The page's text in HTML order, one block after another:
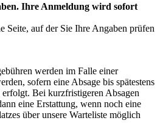
Ihre Anmeldung wird sofort
Seite, auf der Sie Ihre Angaben prüfen
werden im Falle einer
sofern eine Absage bis spätestens
Bei kurzfristigeren Absagen
eine Erstattung, wenn noch eine
über unsere Warteliste möglich